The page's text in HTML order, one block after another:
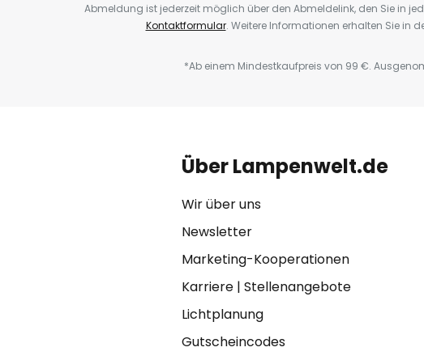
Abmeldung ist jederzeit möglich über den Abmeldelink, den Sie in
Kontaktformular. Weitere Informationen erhalten Sie in
*Ab einem Mindestkaufpreis von 99 €.
Über Lampenwelt.de
Wir über uns
Newsletter
Marketing-Kooperationen
Karriere| Stellenangebote
Lichtplanung
Gutscheincodes